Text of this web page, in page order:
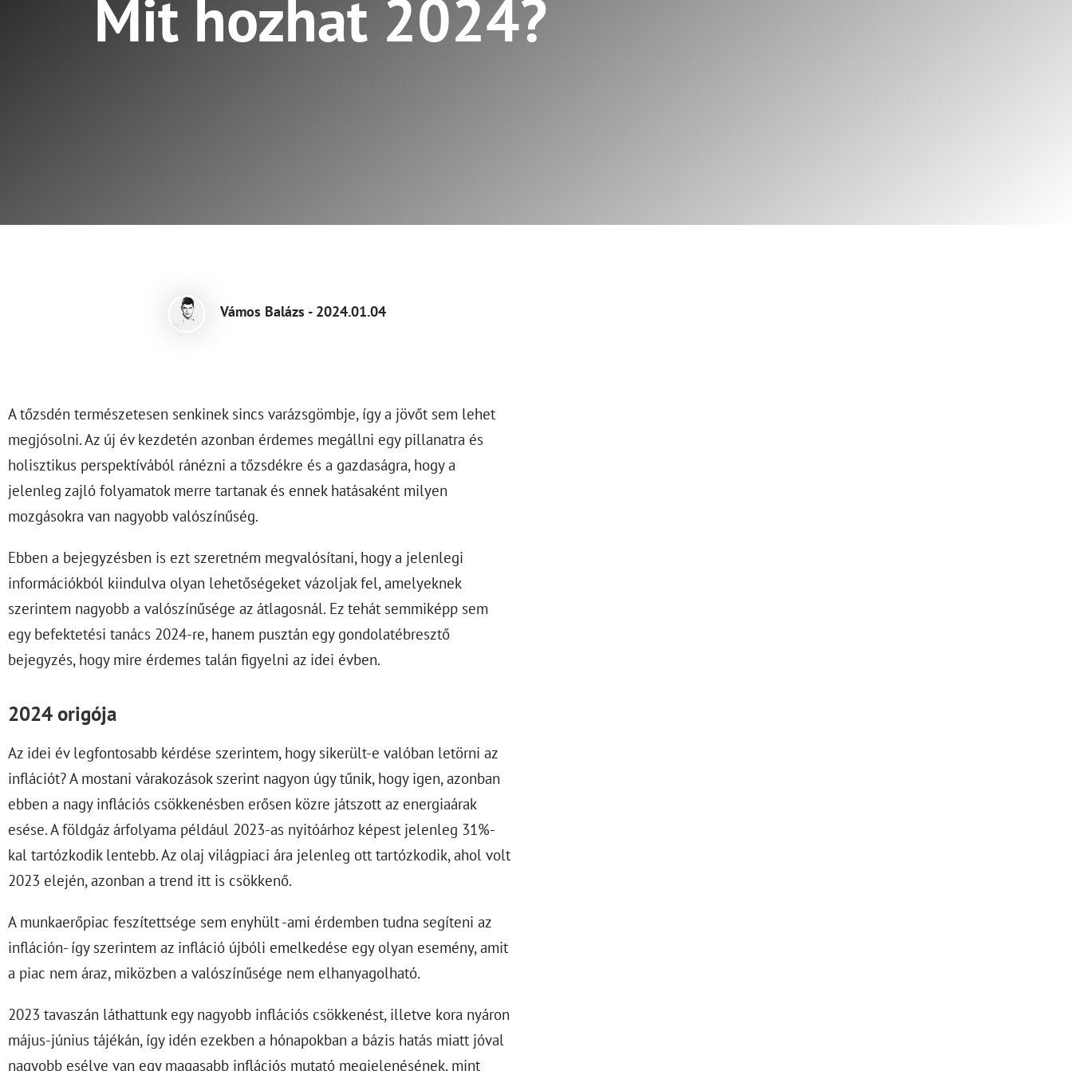
Mit hozhat 2024?
Vámos Balázs - 2024.01.04
A tőzsdén természetesen senkinek sincs varázsgömbje, így a jövőt sem lehet
megjósolni. Az új év kezdetén azonban érdemes megállni egy pillanatra és
holisztikus perspektívából ránézni a tőzsdékre és a gazdaságra, hogy a
jelenleg zajló folyamatok merre tartanak és ennek hatásaként milyen
mozgásokra van nagyobb valószínűség.
Ebben a bejegyzésben is ezt szeretném megvalósítani, hogy a jelenlegi
információkból kiindulva olyan lehetőségeket vázoljak fel, amelyeknek
szerintem nagyobb a valószínűsége az átlagosnál. Ez tehát semmiképp sem
egy befektetési tanács 2024-re, hanem pusztán egy gondolatébresztő
bejegyzés, hogy mire érdemes talán figyelni az idei évben.
2024 origója
Az idei év legfontosabb kérdése szerintem, hogy sikerült-e valóban letörni az
inflációt? A mostani várakozások szerint nagyon úgy tűnik, hogy igen, azonban
ebben a nagy inflációs csökkenésben erősen közre játszott az energiaárak
esése. A földgáz árfolyama például 2023-as nyitóárhoz képest jelenleg 31%-
kal tartózkodik lentebb. Az olaj világpiaci ára jelenleg ott tartózkodik, ahol volt
2023 elején, azonban a trend itt is csökkenő.
A munkaerőpiac feszítettsége sem enyhült -ami érdemben tudna segíteni az
infláción- így szerintem az infláció újbóli emelkedése egy olyan esemény, amit
a piac nem áraz, miközben a valószínűsége nem elhanyagolható.
2023 tavaszán láthattunk egy nagyobb inflációs csökkenést, illetve kora nyáron
május-június tájékán, így idén ezekben a hónapokban a bázis hatás miatt jóval
nagyobb esélye van egy magasabb inflációs mutató megjelenésének, mint